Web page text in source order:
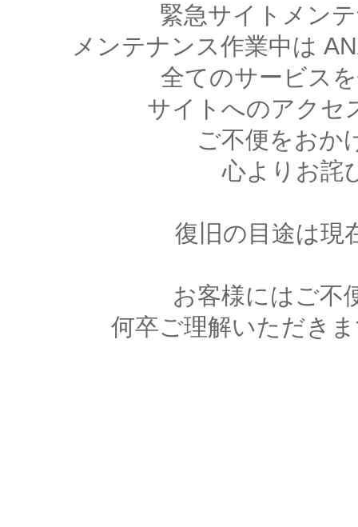
緊急サイトメン
メンテナンス作業中は
全てのサービス
サイトへのアクセ
ご不便をおか
心よりお詫
復旧の目途は現
お客様にはご不
何卒ご理解いただき